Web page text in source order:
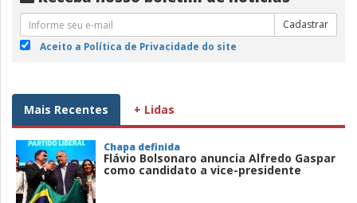
Cadastrar
Aceito a Política de Privacidade do site
Mais Recentes + Lidas
Chapa definida
Flávio Bolsonaro anuncia Alfredo Gaspar
como candidato a vice-presidente